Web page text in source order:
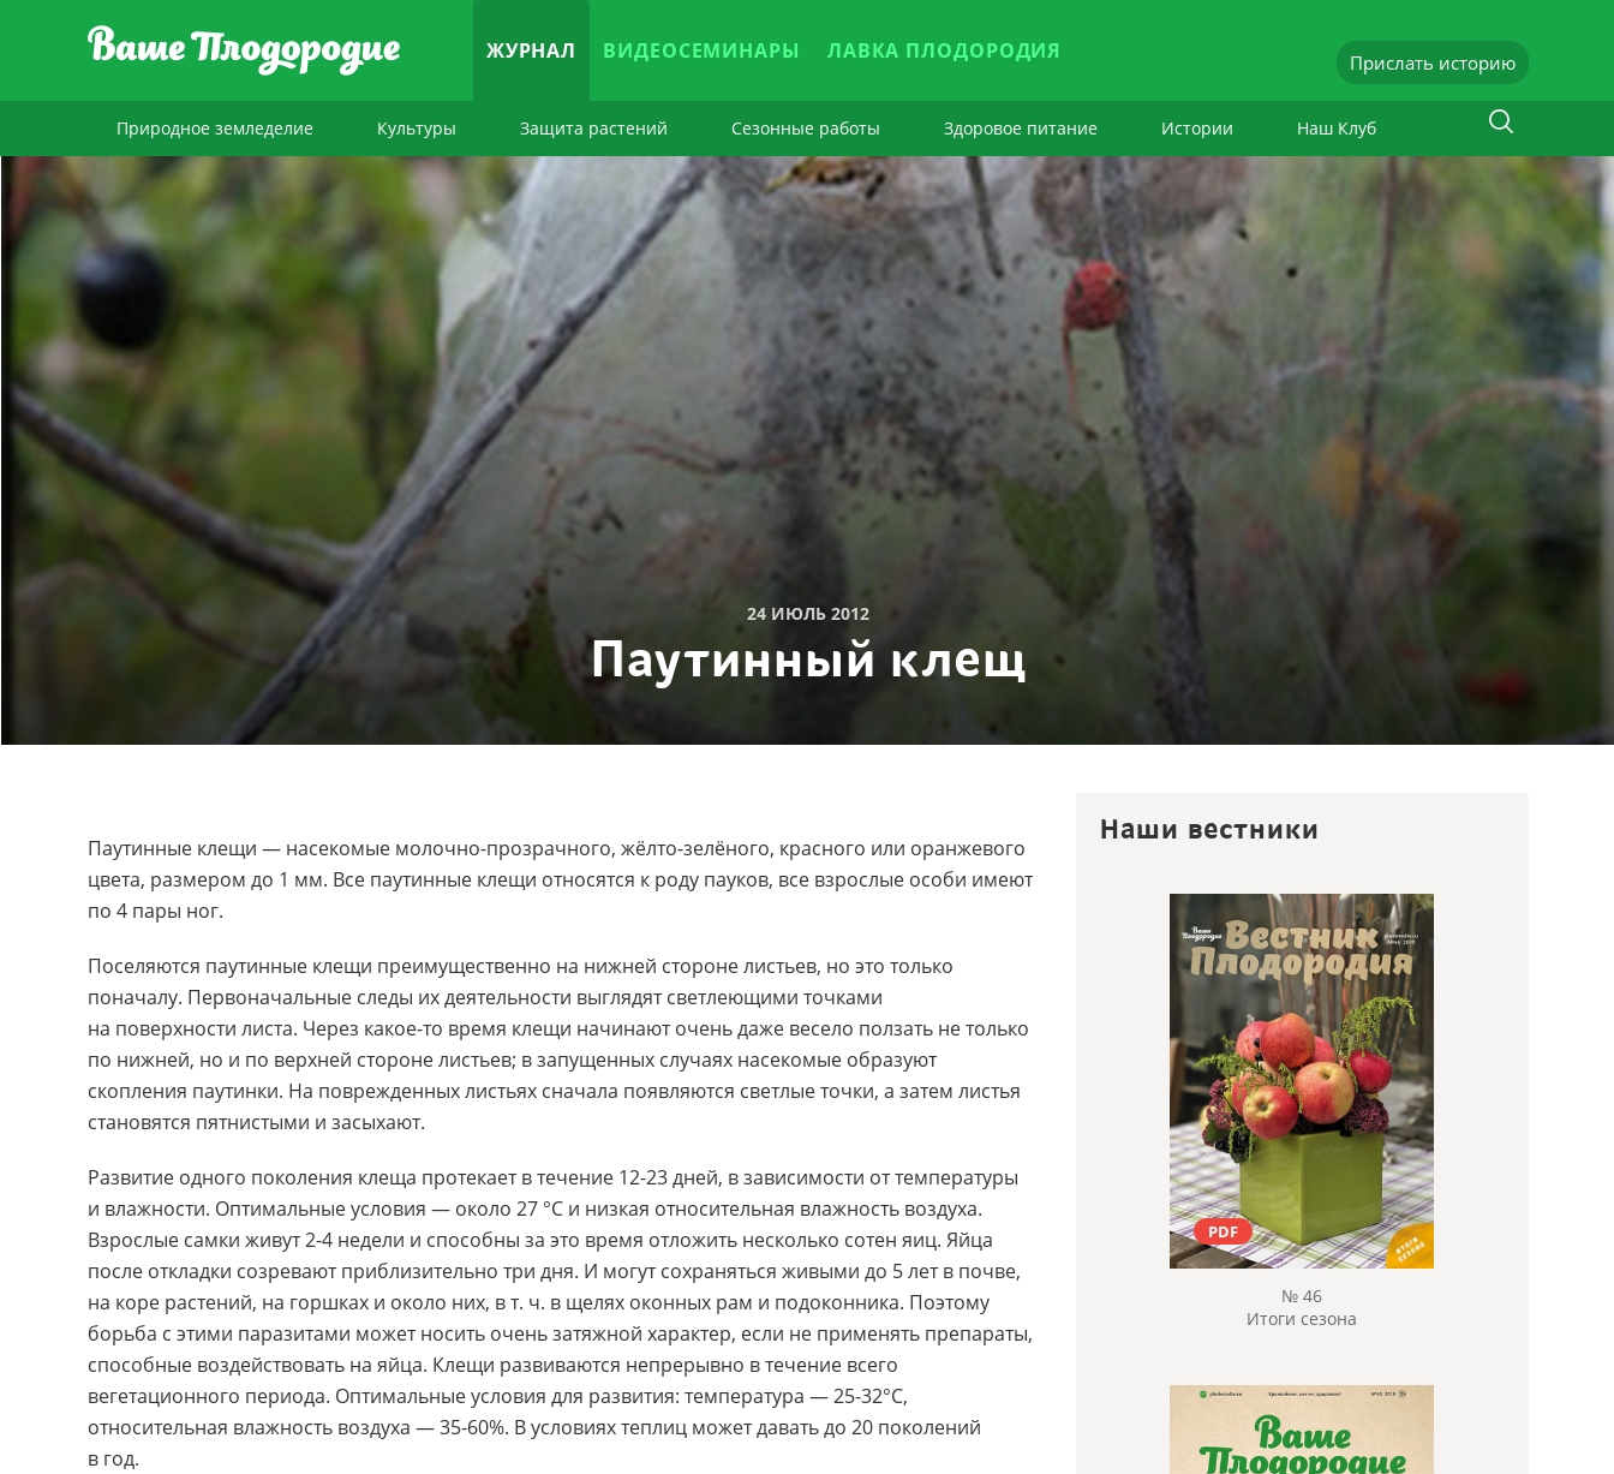
ЖУРНАЛ ВИДЕОСЕМИНАРЫ ЛАВКА ПЛОДОРОДИЯ Прислать историю
Природное земледелие Культуры Защита растений Сезонные работы Здоровое питание Истории Наш Клуб
24 ИЮЛЬ 2012
Паутинный клещ
Паутинные клещи — насекомые молочно-прозрачного, жёлто-зелёного, красного или оранжевого
цвета, размером до 1 мм. Все паутинные клещи относятся к роду пауков, все взрослые особи имеют
по 4 пары ног.
Поселяются паутинные клещи преимущественно на нижней стороне листьев, но это только
поначалу. Первоначальные следы их деятельности выглядят светлеющими точками
на поверхности листа. Через какое-то время клещи начинают очень даже весело ползать не только
по нижней, но и по верхней стороне листьев; в запущенных случаях насекомые образуют
скопления паутинки. На поврежденных листьях сначала появляются светлые точки, а затем листья
становятся пятнистыми и засыхают.
Развитие одного поколения клеща протекает в течение 12-23 дней, в зависимости от температуры
и влажности. Oптимальные условия — около 27 °С и низкая относительная влажность воздуха.
Взрослые самки живут 2-4 недели и способны за это время отложить несколько сотен яиц. Яйца
после откладки созревают приблизительно три дня. И могут сохраняться живыми до 5 лет в почве,
на коре растений, на горшках и около них, в т. ч. в щелях оконных рам и подоконника. Поэтому
борьба с этими паразитами может носить очень затяжной характер, если не применять препараты,
способные воздействовать на яйца. Клещи развиваются непрерывно в течение всего
вегетационного периода. Оптимальные условия для развития: температура — 25-32°С,
относительная влажность воздуха — 35-60%. В условиях теплиц может давать до 20 поколений
в год.
Наши вестники
PDF
№ 46
Итоги сезона